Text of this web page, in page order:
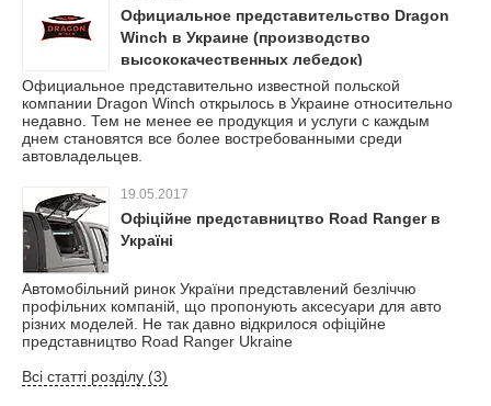
Официальное представительство Dragon
Winch в Украине (производство
высококачественных лебедок)
Официальное представительно известной польской
компании Dragon Winch открылось в Украине относительно
недавно. Тем не менее ее продукция и услуги с каждым
днем становятся все более востребованными среди
автовладельцев.
19.05.2017
Офіційне представництво Road Ranger в
Україні
Автомобільний ринок України представлений безліччю
профільних компаній, що пропонують аксесуари для авто
різних моделей. Не так давно відкрилося офіційне
представництво Road Ranger Ukraine
Всі статті розділу (3)